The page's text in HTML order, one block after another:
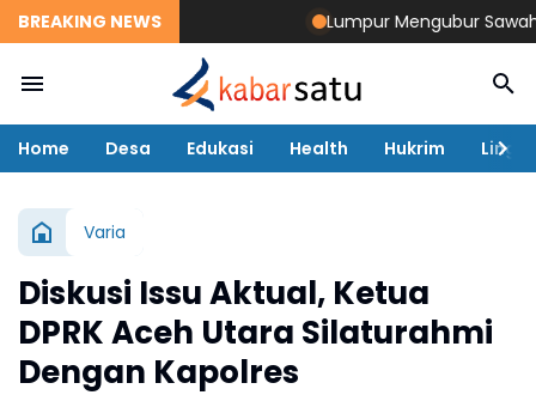
BREAKING NEWS Lumpur Mengubur Sawah
Home Desa Edukasi Health Hukrim
Varia
Diskusi Issu Aktual, Ketua
DPRK Aceh Utara Silaturahmi
Dengan Kapolres